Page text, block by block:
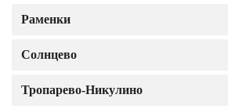
Раменки
Солнцево
Тропарево-Никулино